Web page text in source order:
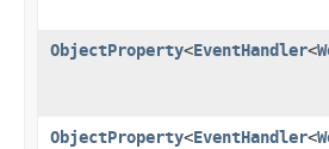
ObjectProperty<EventHandler<
ObjectProperty<EventHandler<